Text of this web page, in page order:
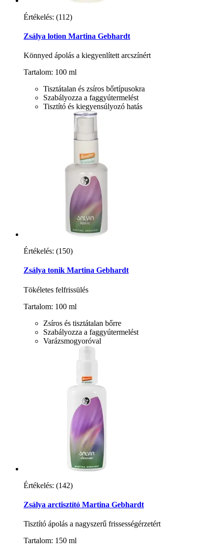
Értékelés: (112)
Zsálya lotion Martina Gebhardt
Könnyed ápolás a kiegyenlített arcszínért
Tartalom: 100 ml
Tisztátalan és zsíros bőrtípusokra
Szabályozza a faggyútermelést
Tisztító és kiegyensúlyozó hatás
Értékelés: (150)
Zsálya tonik Martina Gebhardt
Tökéletes felfrissülés
Tartalom: 100 ml
Zsíros és tisztátalan bőrre
Szabályozza a faggyútermelést
Varázsmogyoróval
Értékelés: (142)
Zsálya arctisztító Martina Gebhardt
Tisztító ápolás a nagyszerű frissességérzetért
Tartalom: 150 ml